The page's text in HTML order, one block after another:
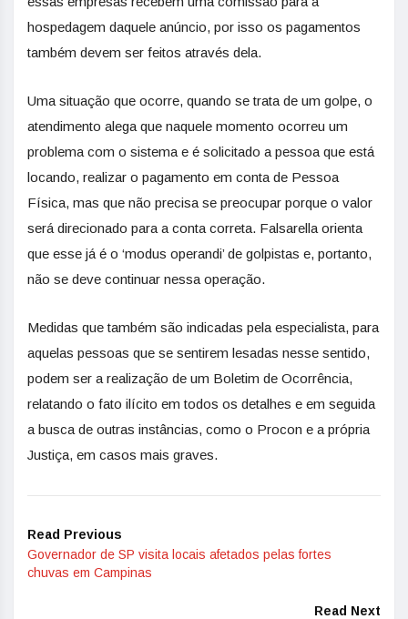
hospedagem daquele anúncio, por isso os pagamentos
também devem ser feitos através dela.
Uma situação que ocorre, quando se trata de um golpe, o
atendimento alega que naquele momento ocorreu um
problema com o sistema e é solicitado a pessoa que está
locando, realizar o pagamento em conta de Pessoa
Física, mas que não precisa se preocupar porque o valor
será direcionado para a conta correta. Falsarella orienta
que esse já é o ‘modus operandi’ de golpistas e, portanto,
não se deve continuar nessa operação.
Medidas que também são indicadas pela especialista, para
aquelas pessoas que se sentirem lesadas nesse sentido,
podem ser a realização de um Boletim de Ocorrência,
relatando o fato ilícito em todos os detalhes e em seguida
a busca de outras instâncias, como o Procon e a própria
Justiça, em casos mais graves.
Read Previous
Governador de SP visita locais afetados pelas fortes
chuvas em Campinas
Read Next